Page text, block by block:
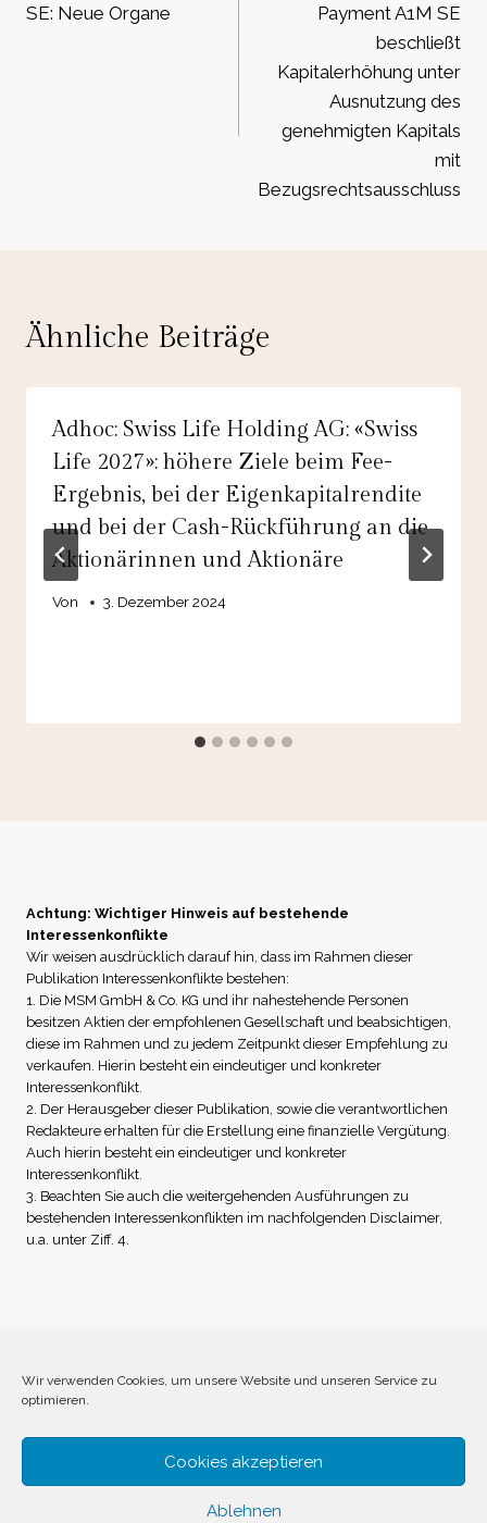
Wir verwenden Cookies, um unsere Website und unseren Service zu
optimieren.
Cookies akzeptieren
Ablehnen
SE: Neue Organe
Payment A1M SE
beschließt
Kapitalerhöhung unter
Ausnutzung des
genehmigten Kapitals
mit
Bezugsrechtsausschluss
Ähnliche Beiträge
Adhoc: Swiss Life Holding AG: «Swiss
Life 2027»: höhere Ziele beim Fee-
Ergebnis, bei der Eigenkapitalrendite
und bei der Cash-Rückführung an die
Aktionärinnen und Aktionäre
Von 3. Dezember 2024
Achtung: Wichtiger Hinweis auf bestehende
Interessenkonflikte
Wir weisen ausdrücklich darauf hin, dass im Rahmen dieser
Publikation Interessenkonflikte bestehen:
1. Die MSM GmbH & Co. KG und ihr nahestehende Personen
besitzen Aktien der empfohlenen Gesellschaft und beabsichtigen,
diese im Rahmen und zu jedem Zeitpunkt dieser Empfehlung zu
verkaufen. Hierin besteht ein eindeutiger und konkreter
Interessenkonflikt.
2. Der Herausgeber dieser Publikation, sowie die verantwortlichen
Redakteure erhalten für die Erstellung eine finanzielle Vergütung.
Auch hierin besteht ein eindeutiger und konkreter
Interessenkonflikt.
3. Beachten Sie auch die weitergehenden Ausführungen zu
bestehenden Interessenkonflikten im nachfolgenden Disclaimer,
u.a. unter Ziff. 4.
Impressum Datenschutz
Disclaimer